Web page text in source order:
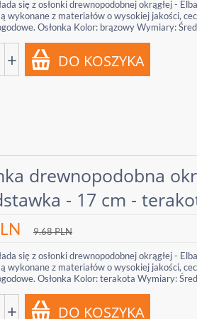
się z osłonki drewnopodobnej okrągłej -
wykonane z materiałów o wysokiej jakości,
Osłonka Kolor: brązowy Wymiary:
+
drewnopodobna
- 17 cm -
9.68PLN
się z osłonki drewnopodobnej okrągłej -
wykonane z materiałów o wysokiej jakości,
Osłonka Kolor: terakota Wymiary:
+